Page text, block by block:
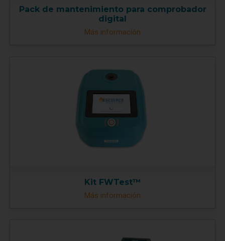
Pack de mantenimiento para comprobador
digital
Más información
Kit FWTest™
Más información